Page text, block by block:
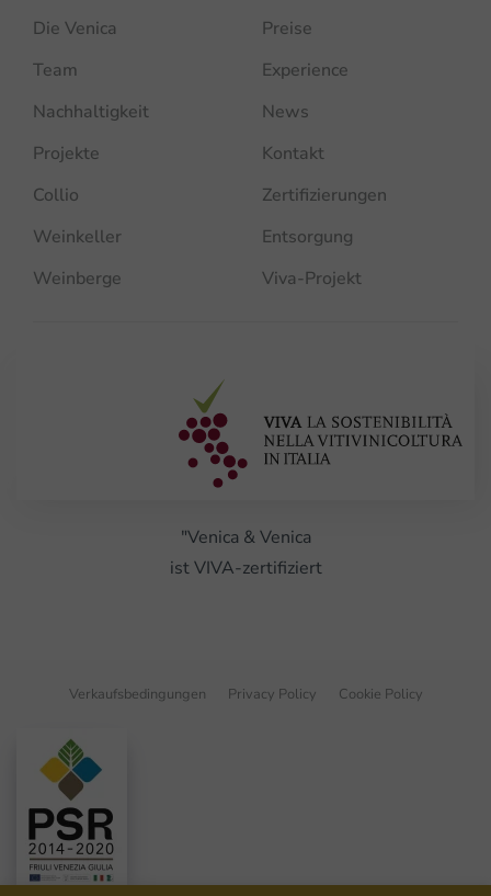
Die Venica
Team
Nachhaltigkeit
Projekte
Collio
Weinkeller
Weinberge
Preise
Experience
News
Kontakt
Zertifizierungen
Entsorgung
Viva-Projekt
"Venica & Venica
ist VIVA-zertifiziert
Verkaufsbedingungen Privacy Policy Cookie Policy